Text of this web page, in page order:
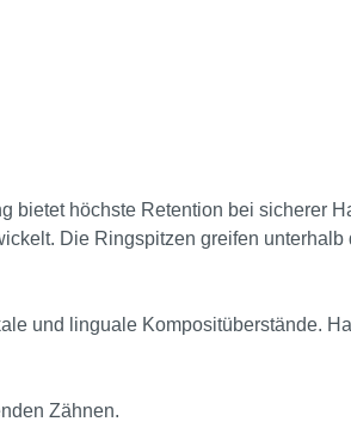
höchste Retention bei sicherer
Die Ringspitzen greifen
und linguale Kompositüberstände.
Zähnen.